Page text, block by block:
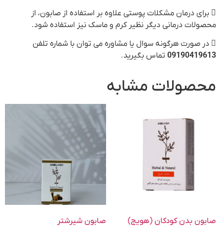
 برای درمان مشکلات پوستی علاوه بر استفاده از صابون، از
محصولات درمانی دیگر نظیر کرم و ماسک نیز استفاده شود.
 در صورت هرگونه سوال یا مشاوره می توان با شماره تلفن
09190419613 تماس بگیرید.
محصولات مشابه
صابون بدن کودکان (هویج) صابون شیرشتر